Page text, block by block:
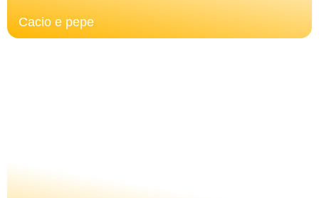
Cacio e pepe